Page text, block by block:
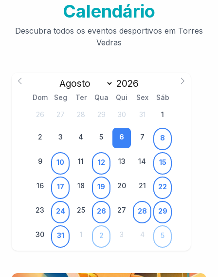
Calendário
Descubra todos os eventos desportivos em Torres
Vedras
Dom Seg Ter Qua Qui Sex Sáb
26 27 28 29 30 31 1
2 3 4 5 6 7 8
9 10 11 12 13 14 15
16 17 18 19 20 21 22
23 24 25 26 27 28 29
30 31 1 2 3 4 5